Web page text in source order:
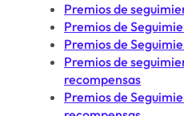
Premios de
Premios de
Premios de
Premios de
recompensas
Premios de